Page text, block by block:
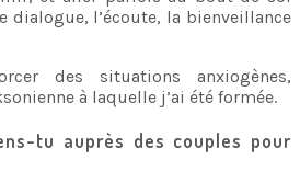
dialogue, l’écoute, la bienveillance
des situations anxiogènes,
à laquelle j’ai été formée.
tu auprès des couples pour